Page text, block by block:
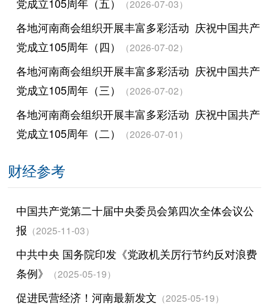
（2026-07-03）
各地河南商会组织开展丰富多彩活动 庆祝中国共产
党成立105周年（四）
（2026-07-02）
各地河南商会组织开展丰富多彩活动 庆祝中国共产
党成立105周年（三）
（2026-07-02）
各地河南商会组织开展丰富多彩活动 庆祝中国共产
党成立105周年（二）
（2026-07-01）
财经参考
中国共产党第二十届中央委员会第四次全体会议公
报 （2025-11-03）
中共中央 国务院印发《党政机关厉行节约反对浪费
条例》
（2025-05-19）
促进民营经济！河南最新发文 （2025-05-19）